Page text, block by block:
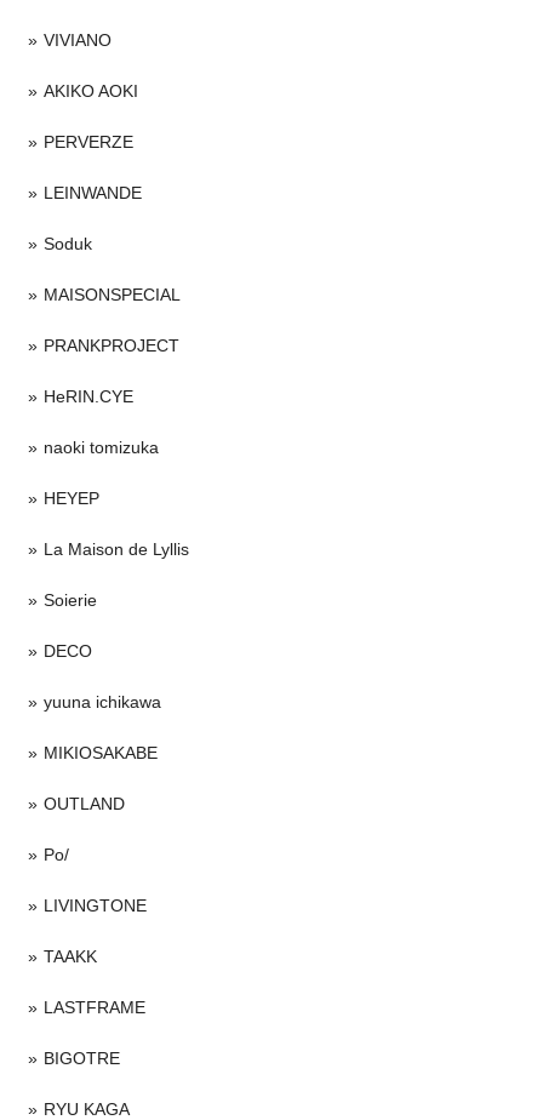
VIVIANO
AKIKO AOKI
PERVERZE
LEINWANDE
Soduk
MAISONSPECIAL
PRANKPROJECT
HeRIN.CYE
naoki tomizuka
HEYEP
La Maison de Lyllis
Soierie
DECO
yuuna ichikawa
MIKIOSAKABE
OUTLAND
Po/
LIVINGTONE
TAAKK
LASTFRAME
BIGOTRE
RYU KAGA